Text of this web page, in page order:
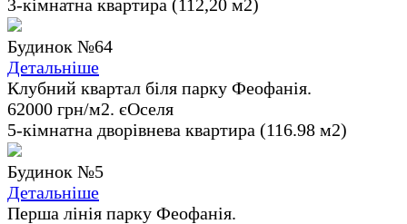
3-кімнатна квартира (112,20 м2)
Будинок №64
Детальніше
Клубний квартал біля парку Феофанія.
62000 грн/м2. єОселя
5-кімнатна дворівнева квартира (116.98 м2)
Будинок №5
Детальніше
Перша лінія парку Феофанія.